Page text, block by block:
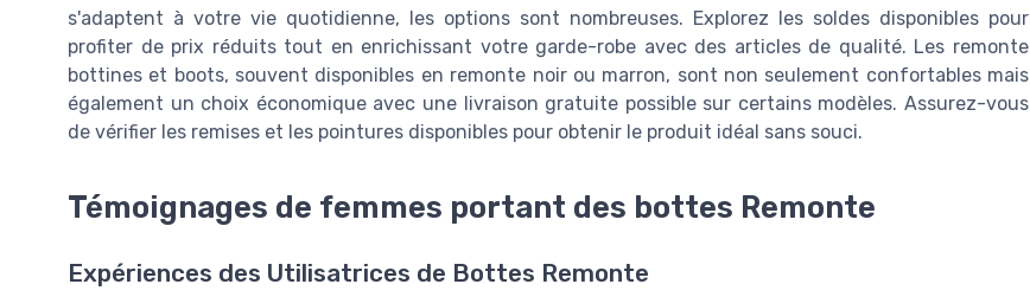
s'adaptent à votre vie quotidienne, les options sont nombreuses. Explorez les soldes disponibles pour
profiter de prix réduits tout en enrichissant votre garde-robe avec des articles de qualité. Les remonte
bottines et boots, souvent disponibles en remonte noir ou marron, sont non seulement confortables mais
également un choix économique avec une livraison gratuite possible sur certains modèles. Assurez-vous
de vérifier les remises et les pointures disponibles pour obtenir le produit idéal sans souci.
Témoignages de femmes portant des bottes Remonte
Expériences des Utilisatrices de Bottes Remonte